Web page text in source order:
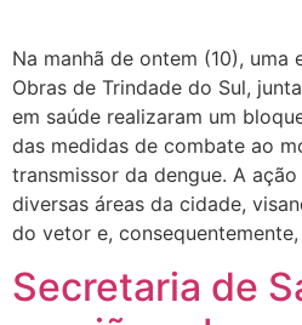
Na manhã de ontem (10), uma
Obras de Trindade do Sul,
em saúde realizaram um
das medidas de combate ao
transmissor da dengue. A
diversas áreas da cidade,
do vetor e,
Secretaria de